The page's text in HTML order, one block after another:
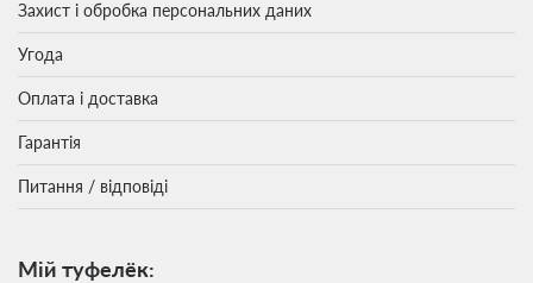
Захист і обробка персональних даних
Угода
Оплата і доставка
Гарантія
Питання / відповіді
Мій туфелёк: